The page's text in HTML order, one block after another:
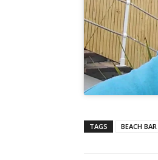
TAGS BEACH BAR